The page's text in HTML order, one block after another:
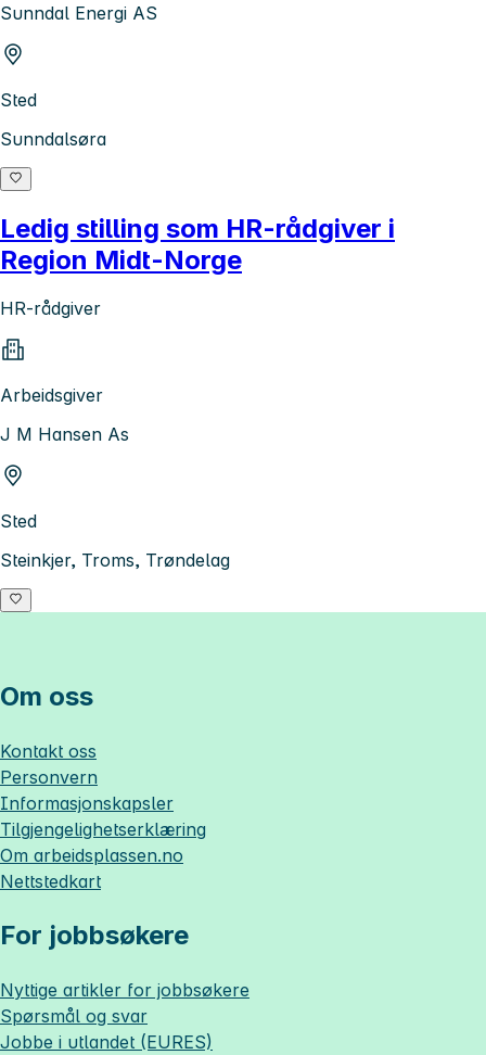
Sunndal Energi AS
Sted
Sunndalsøra
Ledig stilling som HR-rådgiver i
Region Midt-Norge
HR-rådgiver
Arbeidsgiver
J M Hansen As
Sted
Steinkjer, Troms, Trøndelag
Om oss
Kontakt oss
Personvern
Informasjonskapsler
Tilgjengelighetserklæring
Om arbeidsplassen.no
Nettstedkart
For jobbsøkere
Nyttige artikler for jobbsøkere
Spørsmål og svar
Jobbe i utlandet (EURES)